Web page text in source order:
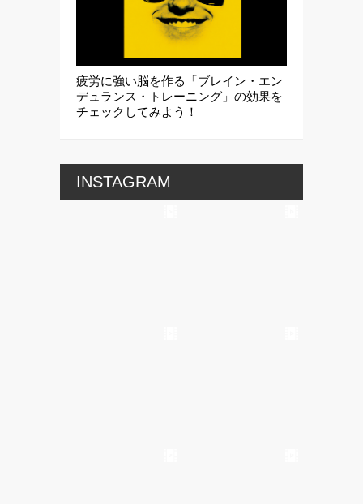
疲労に強い脳を作る「ブレイン・エン
デュランス・トレーニング」の効果を
チェックしてみよう！
INSTAGRAM